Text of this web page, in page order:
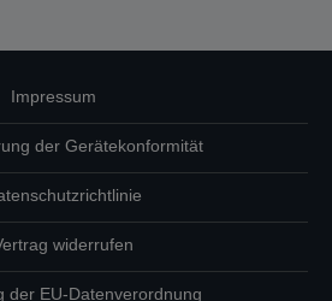
Impressum
der Gerätekonformität
widerrufen
der EU-Datenverordnung